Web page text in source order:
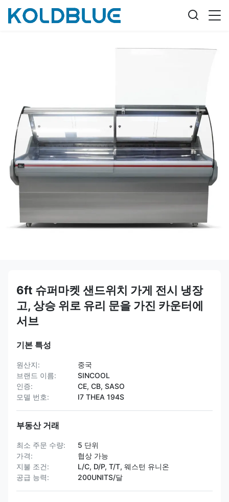
6ft 슈퍼마켓 샌드위치 가게 전시 냉장
고, 상승 위로 유리 문을 가진 카운터에
서브
기본 특성
원산지:
중국
브랜드 이름:
SINCOOL
인증:
CE, CB, SASO
모델 번호:
I7 THEA 194S
부동산 거래
최소 주문 수량:
5 단위
가격:
협상 가능
지불 조건:
L/C, D/P, T/T, 웨스턴 유니온
공급 능력:
200UNITS/달